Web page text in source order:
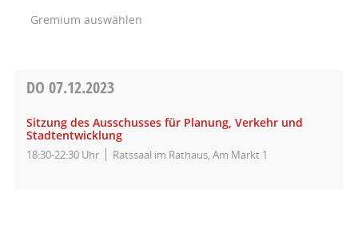
Gremium auswählen
DO 07.12.2023
Sitzung des Ausschusses für Planung, Verkehr und
Stadtentwicklung
18:30-22:30 Uhr Ratssaal im Rathaus, Am Markt 1